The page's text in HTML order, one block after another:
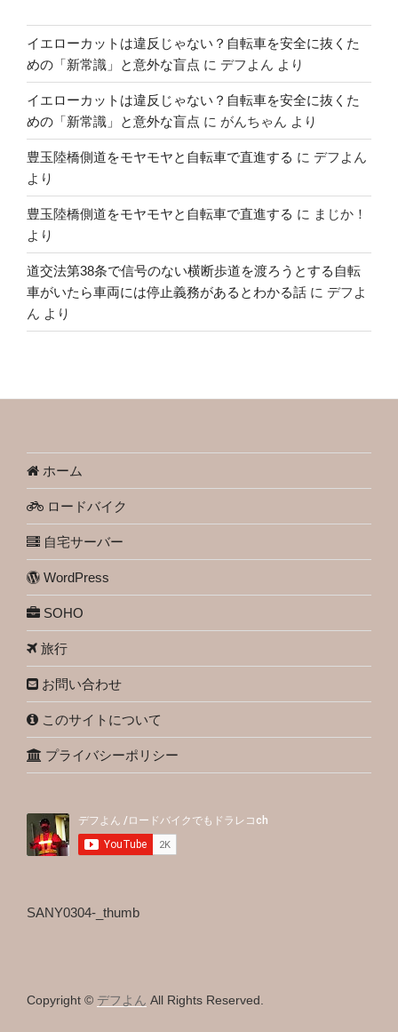
イエローカットは違反じゃない？自転車を安全に抜くた
めの「新常識」と意外な盲点 に デフよん より
イエローカットは違反じゃない？自転車を安全に抜くた
めの「新常識」と意外な盲点 に がんちゃん より
豊玉陸橋側道をモヤモヤと自転車で直進する に デフよん
より
豊玉陸橋側道をモヤモヤと自転車で直進する に まじか！
より
道交法第38条で信号のない横断歩道を渡ろうとする自転
車がいたら車両には停止義務があるとわかる話 に デフよ
ん より
ホーム
ロードバイク
自宅サーバー
WordPress
SOHO
旅行
お問い合わせ
このサイトについて
プライバシーポリシー
SANY0304-_thumb
Copyright © デフよん All Rights Reserved.